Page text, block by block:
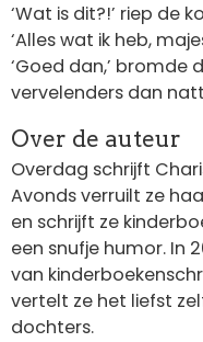
‘Wat is dit?!’ riep de
‘Alles wat ik heb,
‘Goed dan,’ bromde
vervelenders dan
Over de auteur
Overdag schrijft
Avonds verruilt ze
en schrijft ze
een snufje humor. In
van
vertelt ze het liefst
dochters.